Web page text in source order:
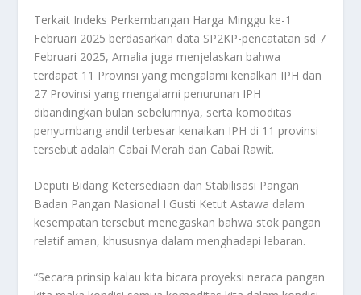
Terkait Indeks Perkembangan Harga Minggu ke-1
Februari 2025 berdasarkan data SP2KP-pencatatan sd 7
Februari 2025, Amalia juga menjelaskan bahwa
terdapat 11 Provinsi yang mengalami kenalkan IPH dan
27 Provinsi yang mengalami penurunan IPH
dibandingkan bulan sebelumnya, serta komoditas
penyumbang andil terbesar kenaikan IPH di 11 provinsi
tersebut adalah Cabai Merah dan Cabai Rawit.
Deputi Bidang Ketersediaan dan Stabilisasi Pangan
Badan Pangan Nasional I Gusti Ketut Astawa dalam
kesempatan tersebut menegaskan bahwa stok pangan
relatif aman, khususnya dalam menghadapi lebaran.
“Secara prinsip kalau kita bicara proyeksi neraca pangan